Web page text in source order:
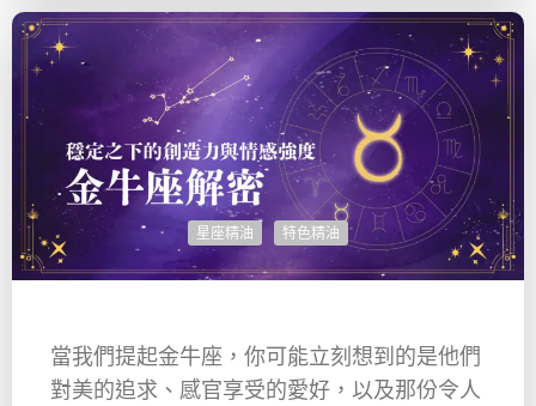
星座精油 特色精油
當我們提起金牛座，你可能立刻想到的是他們
對美的追求、感官享受的愛好，以及那份令人